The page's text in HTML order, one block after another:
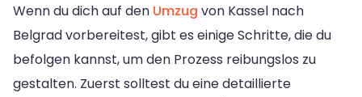
Wenn du dich auf den Umzug von Kassel nach
Belgrad vorbereitest, gibt es einige Schritte, die du
befolgen kannst, um den Prozess reibungslos zu
gestalten. Zuerst solltest du eine detaillierte